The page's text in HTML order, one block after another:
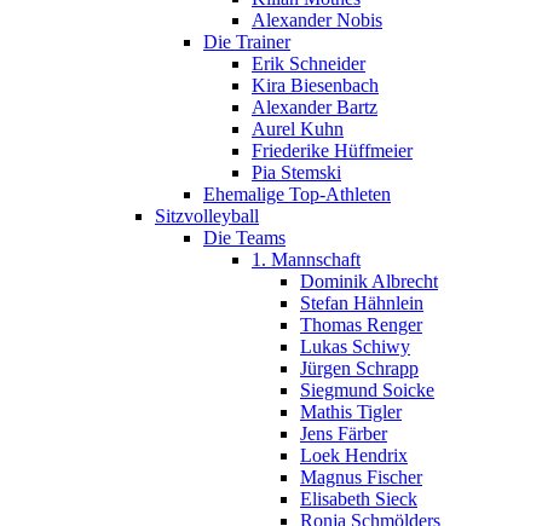
Alexander Nobis
Die Trainer
Erik Schneider
Kira Biesenbach
Alexander Bartz
Aurel Kuhn
Friederike Hüffmeier
Pia Stemski
Ehemalige Top-Athleten
Sitzvolleyball
Die Teams
1. Mannschaft
Dominik Albrecht
Stefan Hähnlein
Thomas Renger
Lukas Schiwy
Jürgen Schrapp
Siegmund Soicke
Mathis Tigler
Jens Färber
Loek Hendrix
Magnus Fischer
Elisabeth Sieck
Ronja Schmölders